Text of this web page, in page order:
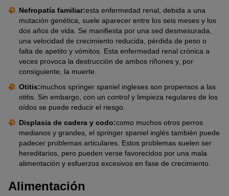
Nefropatía familiar:esta enfermedad renal, debida a una
mutación genética, suele aparecer entre los seis meses y los
dos años de vida. Se manifiesta por una sed desmesurada,
una velocidad de crecimiento reducida, pérdida de peso o
falta de apetito y vómitos. Esta enfermedad renal crónica a
veces provoca la destrucción de ambos riñones y, por
consiguiente, la muerte.
Otitis:muchos springer spaniel ingleses son propensos a las
otitis. Sin embargo, con un control y limpieza regulares de los
oídos se puede reducir el riesgo.
Displasia de cadera y codo:como muchos otros perros
medianos y grandes, el springer spaniel inglés también puede
padecer problemas articulares. Estos problemas suelen ser
hereditarios, pero pueden verse favorecidos por una mala
alimentación y esfuerzos excesivos en fase de crecimiento.
Alimentación